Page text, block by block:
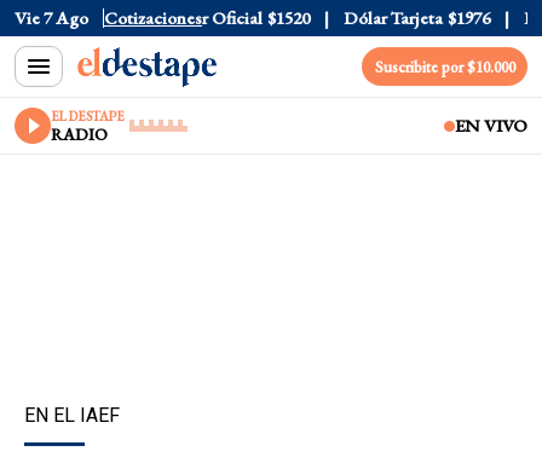
Vie 7 Ago Cotizaciones
Dólar Oficial $1520 Dólar Tarjeta $1976 Dólar
Suscribite por $10.000
EL DESTAPE
RADIO EN VIVO
EN EL IAEF